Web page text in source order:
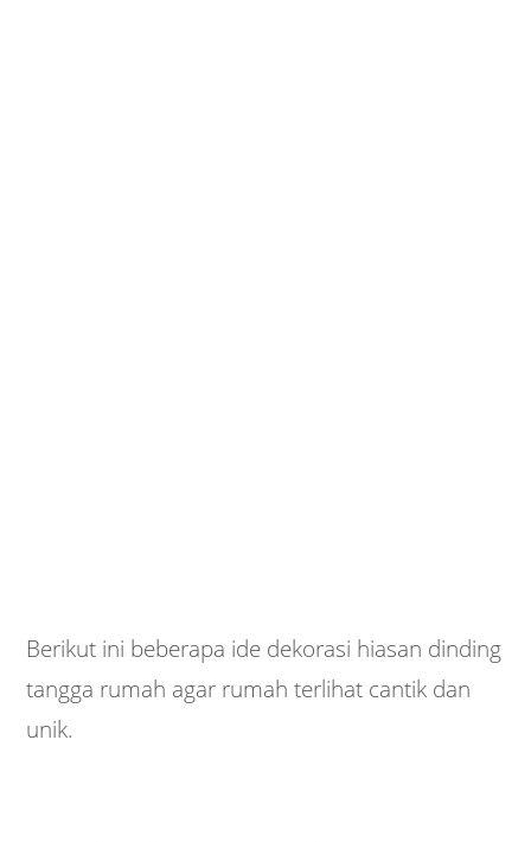
Berikut ini beberapa ide dekorasi hiasan dinding
tangga rumah agar rumah terlihat cantik dan
unik.